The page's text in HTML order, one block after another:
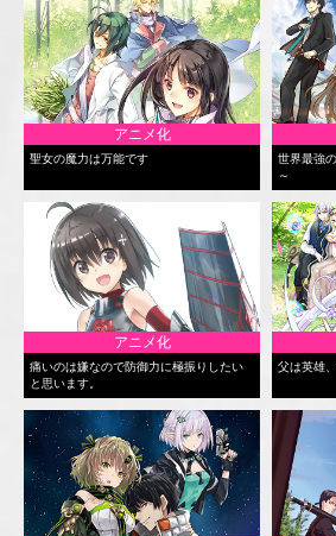
アニメ化
聖女の魔力は万能です
世界最強
～
アニメ化
痛いのは嫌なので防御力に極振りしたい
と思います。
父は英雄